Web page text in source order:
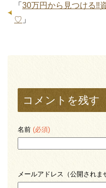
「 30万円から見つける‼︎
♡ 」
コメントを残す
名前 (必須)
メールアドレス（公開されま